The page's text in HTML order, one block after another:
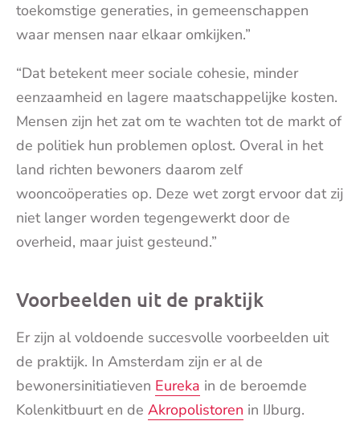
toekomstige generaties, in gemeenschappen
waar mensen naar elkaar omkijken.”
“Dat betekent meer sociale cohesie, minder
eenzaamheid en lagere maatschappelijke kosten.
Mensen zijn het zat om te wachten tot de markt of
de politiek hun problemen oplost. Overal in het
land richten bewoners daarom zelf
wooncoöperaties op. Deze wet zorgt ervoor dat zij
niet langer worden tegengewerkt door de
overheid, maar juist gesteund.”
Voorbeelden uit de praktijk
Er zijn al voldoende succesvolle voorbeelden uit
de praktijk. In Amsterdam zijn er al de
bewonersinitiatieven Eureka in de beroemde
Kolenkitbuurt en de Akropolistoren in IJburg.